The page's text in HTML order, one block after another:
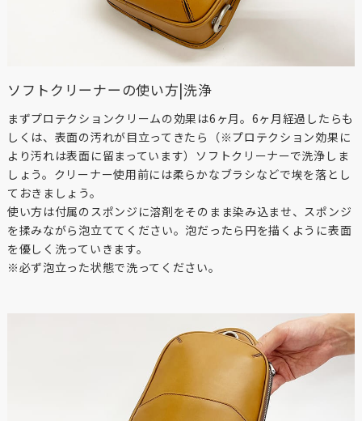
ソフトクリーナーの使い方|洗浄
まずプロテクションクリームの効果は6ヶ月。6ヶ月経過したらも
しくは、表面の汚れが目立ってきたら（※プロテクション効果に
より汚れは表面に留まっています）ソフトクリーナーで洗浄しま
しょう。クリーナー使用前には柔らかなブラシなどで埃を落とし
ておきましょう。
使い方は付属のスポンジに溶剤をそのまま染み込ませ、スポンジ
を揉みながら泡立ててください。泡だったら円を描くように表面
を優しく洗っていきます。
※必ず泡立った状態で洗ってください。